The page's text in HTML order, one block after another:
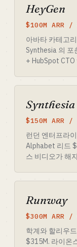
HeyGen
$100M ARR /
아바타 카테고
Synthesia 의 포
+ HubSpot CTO
Synthesia
$150M ARR /
런던 엔터프라
Alphabet 리드
스 비디오가 해
Runway
$300M ARR
학계와 할리우
$315M. 라이온